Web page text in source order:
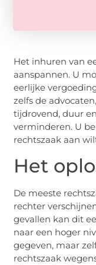
Het inhuren van
aanspannen. U
eerlijke
zelfs de
tijdrovend, duur
verminderen. U
rechtszaak aan
Het
De meeste
rechter
gevallen kan dit
naar een hoger
gegeven, maar
rechtszaak